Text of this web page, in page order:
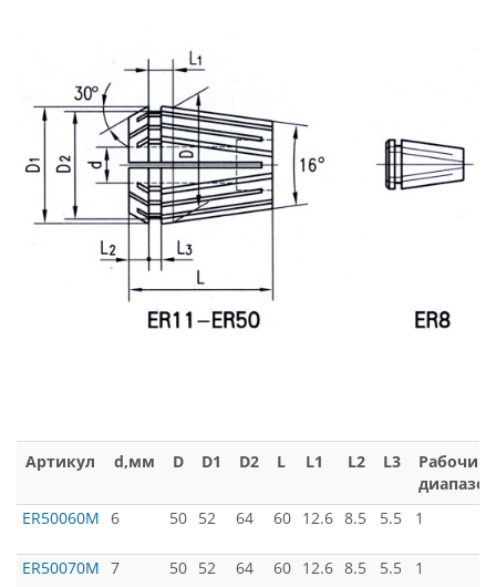
Артикул d,мм D D1 D2 L L1 L2 L3
Рабочий
диапазон
ER50060M 6 50 52 64 60 12.6 8.5 5.5 1
ER50070M 7 50 52 64 60 12.6 8.5 5.5 1